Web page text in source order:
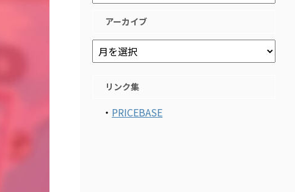
アーカイブ
リンク集
・ PRICEBASE